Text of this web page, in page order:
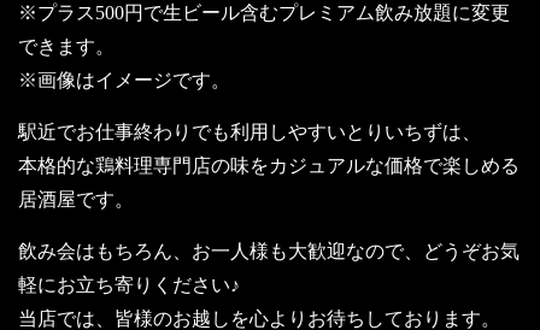
※プラス500円で生ビール含むプレミアム飲み放題に変更
できます。
※画像はイメージです。
駅近でお仕事終わりでも利用しやすいとりいちずは、
本格的な鶏料理専門店の味をカジュアルな価格で楽しめる
居酒屋です。
飲み会はもちろん、お一人様も大歓迎なので、どうぞお気
軽にお立ち寄りください♪
当店では、皆様のお越しを心よりお待ちしております。